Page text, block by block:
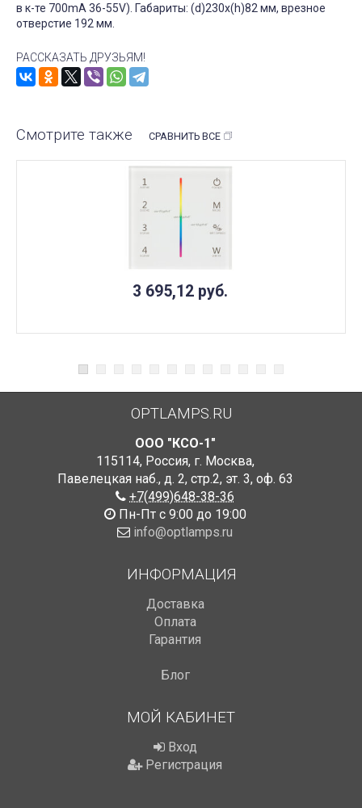
в к-те 700mA 36-55V). Габариты: (d)230х(h)82 мм, врезное
отверстие 192 мм.
РАССКАЗАТЬ ДРУЗЬЯМ!
Смотрите также СРАВНИТЬ ВСЕ
3 695,12 руб.
OPTLAMPS.RU
ООО "КСО-1"
115114, Россия, г. Москва,
Павелецкая наб., д. 2, стр.2, эт. 3, оф. 63
+7(499)648-38-36
Пн-Пт с 9:00 до 19:00
info@optlamps.ru
ИНФОРМАЦИЯ
Доставка
Оплата
Гарантия
Блог
МОЙ КАБИНЕТ
Вход
Регистрация